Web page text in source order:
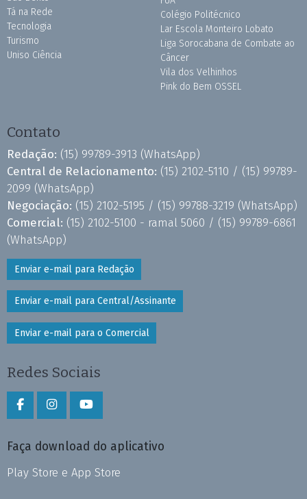
Tá na Rede
Tecnologia
Turismo
Uniso Ciência
Colégio Politécnico
Lar Escola Monteiro Lobato
Liga Sorocabana de Combate ao
Câncer
Vila dos Velhinhos
Pink do Bem OSSEL
Contato
Redação: (15) 99789-3913 (WhatsApp)
Central de Relacionamento: (15) 2102-5110 / (15) 99789-
2099 (WhatsApp)
Negociação: (15) 2102-5195 / (15) 99788-3219 (WhatsApp)
Comercial: (15) 2102-5100 - ramal 5060 / (15) 99789-6861
(WhatsApp)
Enviar e-mail para Redação
Enviar e-mail para Central/Assinante
Enviar e-mail para o Comercial
Redes Sociais
Faça download do aplicativo
Play Store e App Store